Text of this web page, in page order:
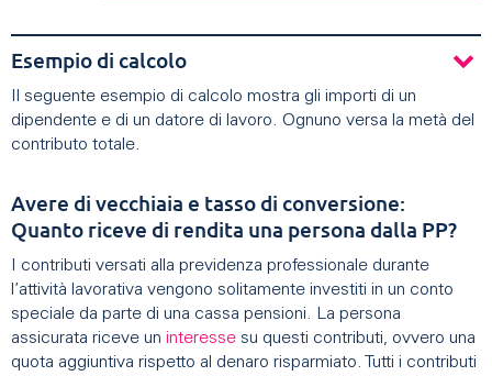
Esempio di calcolo
Il seguente esempio di calcolo mostra gli importi di un
dipendente e di un datore di lavoro. Ognuno versa la metà del
contributo totale.
Avere di vecchiaia e tasso di conversione:
Quanto riceve di rendita una persona dalla PP?
I contributi versati alla previdenza professionale durante
l’attività lavorativa vengono solitamente investiti in un conto
speciale da parte di una cassa pensioni. La persona
assicurata riceve un interesse su questi contributi, ovvero una
quota aggiuntiva rispetto al denaro risparmiato. Tutti i contributi